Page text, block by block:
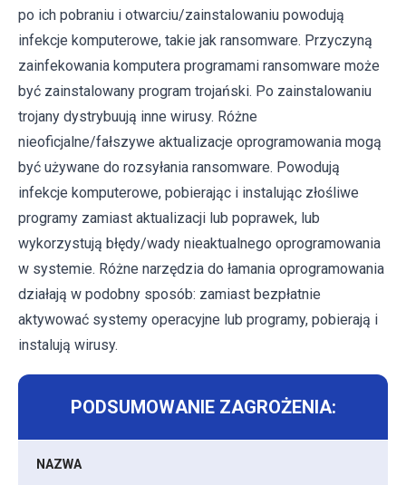
po ich pobraniu i otwarciu/zainstalowaniu powodują
infekcje komputerowe, takie jak ransomware. Przyczyną
zainfekowania komputera programami ransomware może
być zainstalowany program trojański. Po zainstalowaniu
trojany dystrybuują inne wirusy. Różne
nieoficjalne/fałszywe aktualizacje oprogramowania mogą
być używane do rozsyłania ransomware. Powodują
infekcje komputerowe, pobierając i instalując złośliwe
programy zamiast aktualizacji lub poprawek, lub
wykorzystują błędy/wady nieaktualnego oprogramowania
w systemie. Różne narzędzia do łamania oprogramowania
działają w podobny sposób: zamiast bezpłatnie
aktywować systemy operacyjne lub programy, pobierają i
instalują wirusy.
PODSUMOWANIE ZAGROŻENIA:
NAZWA